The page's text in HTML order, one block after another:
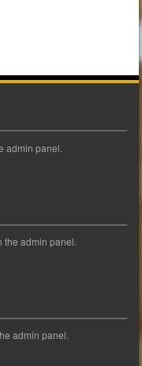
admin panel.
the admin panel.
admin panel.